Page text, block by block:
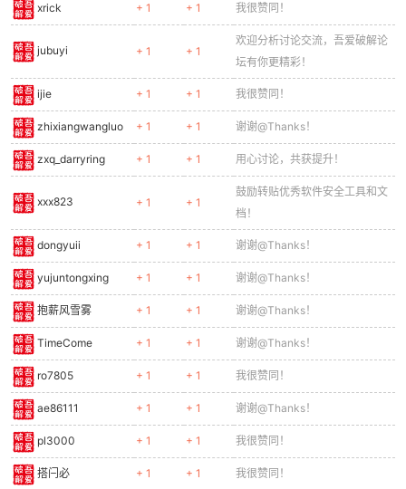
52
po
jie.
xrick + 1 + 1 我很赞同！
jubuyi + 1 + 1
欢迎分析讨论交流，吾爱破解论
坛有你更精彩！
ijie + 1 + 1 我很赞同！
zhixiangwangluo + 1 + 1 谢谢@Thanks！
zxq_darryring + 1 + 1 用心讨论，共获提升！
xxx823 + 1 + 1
鼓励转贴优秀软件安全工具和文
档！
dongyuii + 1 + 1 谢谢@Thanks！
yujuntongxing + 1 + 1 谢谢@Thanks！
抱薪风雪雾 + 1 + 1 谢谢@Thanks！
TimeCome + 1 + 1 谢谢@Thanks！
ro7805 + 1 + 1 我很赞同！
ae86111 + 1 + 1 谢谢@Thanks！
pl3000 + 1 + 1 我很赞同！
搭闩必 + 1 + 1 我很赞同！